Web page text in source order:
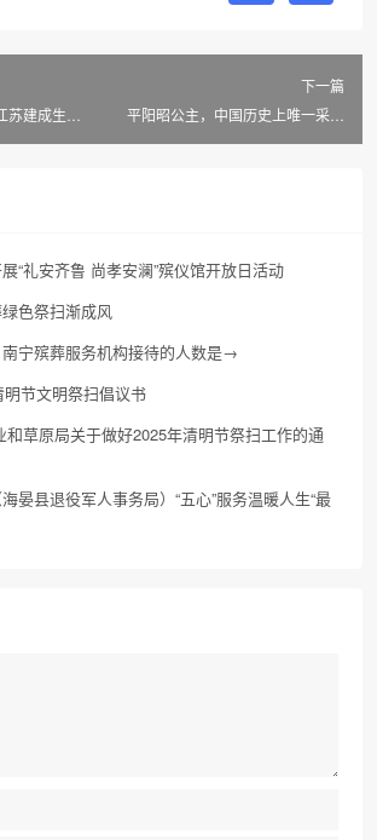
建成生态
下一篇
平阳昭公主，中国历史上唯一采用
“礼安齐鲁 尚孝安澜”殡仪馆开放日活动
色祭扫渐成风
宁殡葬服务机构接待的人数是→
节文明祭扫倡议书
和草原局关于做好2025年清明节祭扫工作的通
晏县退役军人事务局）“五心”服务温暖人生“最